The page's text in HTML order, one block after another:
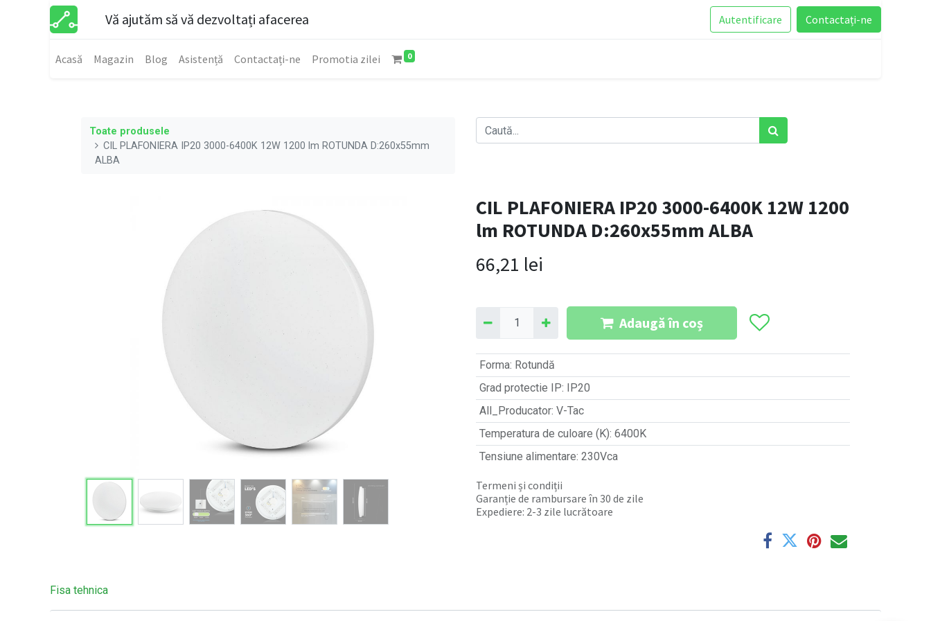
Vă ajutăm să vă dezvoltați afacerea Autentificare Contactați-ne
Acasă Magazin Blog Asistență Contactați-ne Promotia zilei 0
Toate produsele
CIL PLAFONIERA IP20 3000-6400K 12W 1200 lm ROTUNDA D:260x55mm
ALBA
CIL PLAFONIERA IP20 3000-6400K 12W 1200
lm ROTUNDA D:260x55mm ALBA
66,21 lei
Adaugă în coș
Forma: Rotundă
Grad protectie IP:
IP20
All_Producator: V-Tac
Temperatura de culoare (K): 6400K
Tensiune alimentare: 230Vca
Termeni și condiții
Garanție de rambursare în 30 de zile
Expediere: 2-3 zile lucrătoare
Fisa tehnica